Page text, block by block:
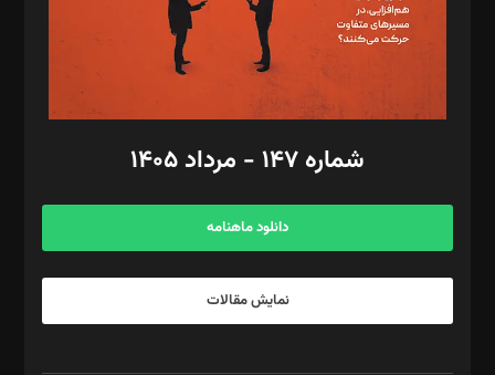
فیلمبرداری و عکاسی: امیر شفیعی، مانی لطفی زاده
گرافیک و صفحه‌آرایی: سید‌سبحان‌علی ثابت
مد‌یر توسعه تجاری: کامبیز برید‌
امور مالی: شاپور رهبری، محمد‌ کاظمی‌نیا
آگهی و مشترکین: ۰۹۱۹۹۹۹۰۴۵۴
شماره ۱۴۷ - مرداد ۱۴۰۵
دانلود ماهنامه
نمایش مقالات